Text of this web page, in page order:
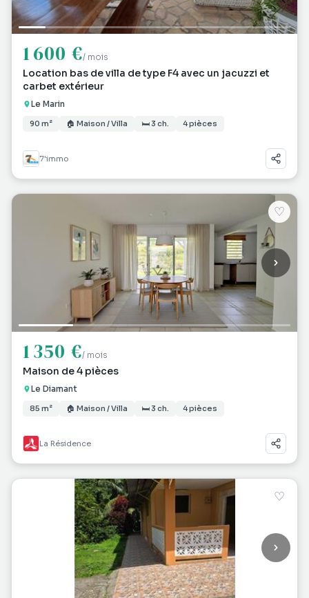
1 600 €/ mois
Location bas de villa de type F4 avec un jacuzzi et
carbet extérieur
Le Marin
90 m² 🏠 Maison / Villa 🛏 3 ch. 4 pièces
7'immo
♡
1 350 €/ mois
Maison de 4 pièces
Le Diamant
85 m² 🏠 Maison / Villa 🛏 3 ch. 4 pièces
La Résidence
♡